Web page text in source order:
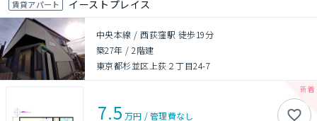
賃貸アパート イーストプレイス
中央本線 / 西荻窪駅 徒歩19分
築27年 /2階建
東京都杉並区上荻２丁目24-7
7.5 万円 /管理費なし